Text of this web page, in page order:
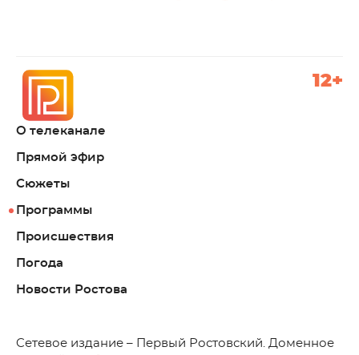
О телеканале
Прямой эфир
Сюжеты
Программы
Происшествия
Погода
Новости Ростова
12+
Cетевое издание – Первый Ростовский. Доменное